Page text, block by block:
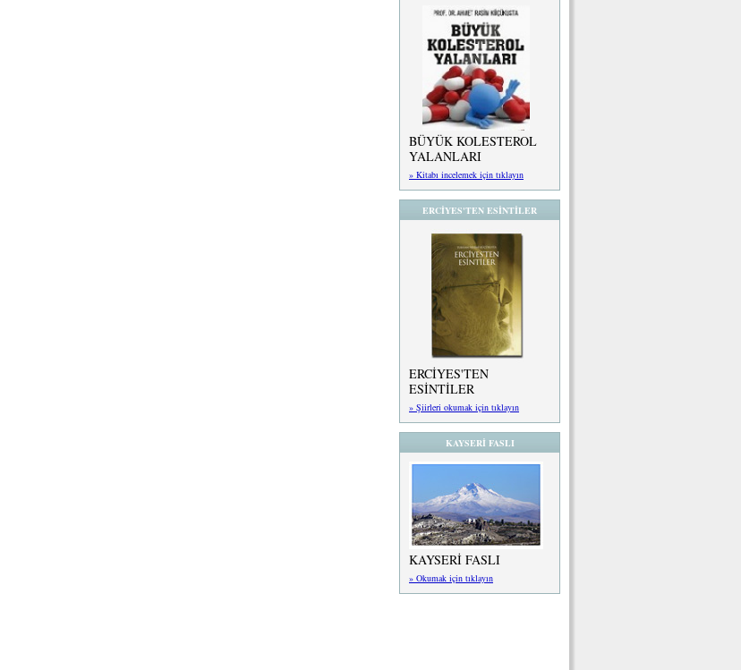
BÜYÜK KOLESTEROL
YALANLARI
» Kitabı incelemek için tıklayın
ERCİYES'TEN ESİNTİLER
ERCİYES'TEN
ESİNTİLER
» Şiirleri okumak için tıklayın
KAYSERİ FASLI
KAYSERİ FASLI
» Okumak için tıklayın